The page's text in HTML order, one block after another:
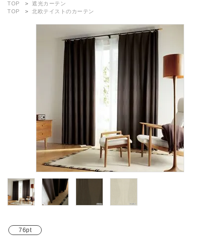
ブランド
ガイドライン
TOP
遮光カーテン
TOP
北欧テイストのカーテン
76pt